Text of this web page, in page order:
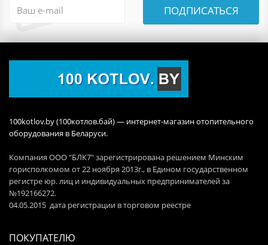
ПОДПИСАТЬСЯ
100kotlov.by (100котлов.бай) — интернет-магазин отопительного
оборудования в Беларуси.
Компания ООО "БЛК7" зарегистрирована решением Минским
горисполкомом от 22 ноября 2013г., в Едином государственном
регистре юр. лиц и индивидуальных предпринимателей за
№192166272.
04.05.2015 дата регистрации в торговом реестре
ПОКУПАТЕЛЮ